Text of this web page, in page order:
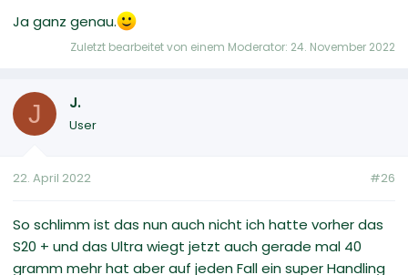
Ja ganz genau.
Zuletzt bearbeitet von einem Moderator: 24. November 2022
J J.
User
22. April 2022 #26
So schlimm ist das nun auch nicht ich hatte vorher das
S20 + und das Ultra wiegt jetzt auch gerade mal 40
gramm mehr hat aber auf jeden Fall ein super Handling